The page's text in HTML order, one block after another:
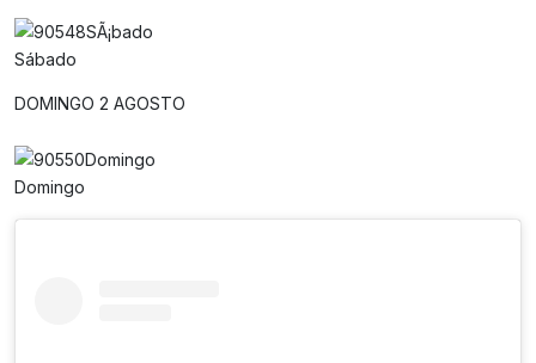
Sábado
DOMINGO 2 AGOSTO
Domingo